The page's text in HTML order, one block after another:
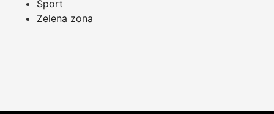
Sport
Zelena zona